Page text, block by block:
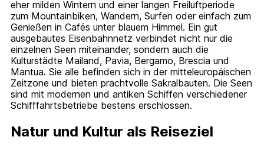
eher milden Wintern und einer langen Freiluftperiode
zum Mountainbiken, Wandern, Surfen oder einfach zum
Genießen in Cafés unter blauem Himmel. Ein gut
ausgebautes Eisenbahnnetz verbindet nicht nur die
einzelnen Seen miteinander, sondern auch die
Kulturstädte Mailand, Pavia, Bergamo, Brescia und
Mantua. Sie alle befinden sich in der mitteleuropäischen
Zeitzone und bieten prachtvolle Sakralbauten. Die Seen
sind mit modernen und antiken Schiffen verschiedener
Schifffahrtsbetriebe bestens erschlossen.
Natur und Kultur als Reiseziel